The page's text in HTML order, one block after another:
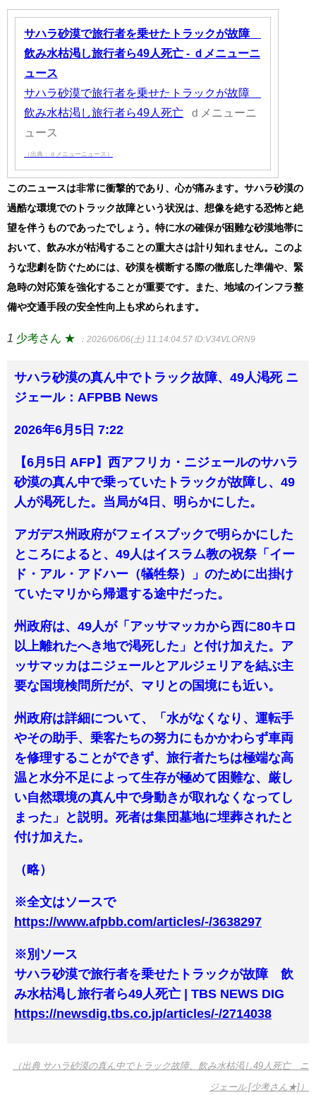
サハラ砂漠で旅行者を乗せたトラックが故障
飲み水枯渇し旅行者ら49人死亡 - ｄメニューニ
ュース
サハラ砂漠で旅行者を乗せたトラックが故障
飲み水枯渇し旅行者ら49人死亡
ｄメニューニ
ュース
（出典：ｄメニューニュース）
このニュースは非常に衝撃的であり、心が痛みます。サハラ砂漠の
過酷な環境でのトラック故障という状況は、想像を絶する恐怖と絶
望を伴うものであったでしょう。特に水の確保が困難な砂漠地帯に
おいて、飲み水が枯渇することの重大さは計り知れません。このよ
うな悲劇を防ぐためには、砂漠を横断する際の徹底した準備や、緊
急時の対応策を強化することが重要です。また、地域のインフラ整
備や交通手段の安全性向上も求められます。
1 少考さん ★ ：2026/06/06(土) 11:14:04.57 ID:V34VLORN9
サハラ砂漠の真ん中でトラック故障、49人渇死 ニ
ジェール：AFPBB News
2026年6月5日 7:22
【6月5日 AFP】西アフリカ・ニジェールのサハラ
砂漠の真ん中で乗っていたトラックが故障し、49
人が渇死した。当局が4日、明らかにした。
アガデス州政府がフェイスブックで明らかにした
ところによると、49人はイスラム教の祝祭「イー
ド・アル・アドハー（犠牲祭）」のために出掛け
ていたマリから帰還する途中だった。
州政府は、49人が「アッサマッカから西に80キロ
以上離れたへき地で渇死した」と付け加えた。ア
ッサマッカはニジェールとアルジェリアを結ぶ主
要な国境検問所だが、マリとの国境にも近い。
州政府は詳細について、「水がなくなり、運転手
やその助手、乗客たちの努力にもかかわらず車両
を修理することができず、旅行者たちは極端な高
温と水分不足によって生存が極めて困難な、厳し
い自然環境の真ん中で身動きが取れなくなってし
まった」と説明。死者は集団墓地に埋葬されたと
付け加えた。
（略）
※全文はソースで
https://www.afpbb.com/articles/-/3638297
※別ソース
サハラ砂漠で旅行者を乗せたトラックが故障 飲
み水枯渇し旅行者ら49人死亡 | TBS NEWS DIG
https://newsdig.tbs.co.jp/articles/-/2714038
（出典 サハラ砂漠の真ん中でトラック故障、飲み水枯渇し49人死亡 ニ
ジェール [少考さん★]）